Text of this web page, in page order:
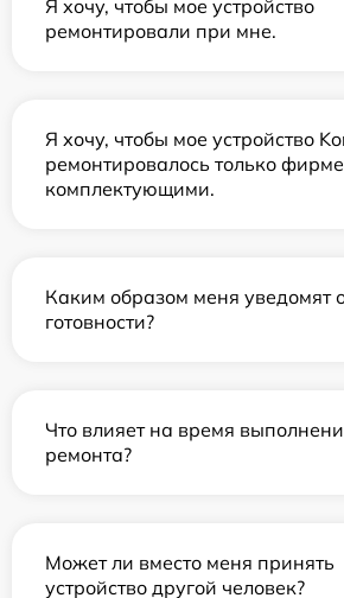
Я хочу, чтобы мое устройство
ремонтировали при мне.
Я хочу, чтобы мое устройство
ремонтировалось только
комплектующими.
Каким образом меня уведомят
готовности?
Что влияет на время
ремонта?
Может ли вместо меня принять
устройство другой человек?